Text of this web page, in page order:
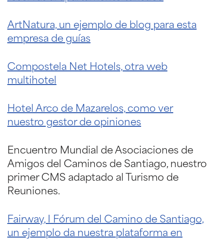
ArtNatura, un ejemplo de blog para esta
empresa de guías
Compostela Net Hotels, otra web
multihotel
Hotel Arco de Mazarelos, como ver
nuestro gestor de opiniones
Encuentro Mundial de Asociaciones de
Amigos del Caminos de Santiago, nuestro
primer CMS adaptado al Turismo de
Reuniones.
Fairway, I Fórum del Camino de Santiago,
un ejemplo da nuestra plataforma en